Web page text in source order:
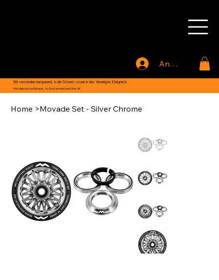
Anmelden
Wir versenden europaweit, in die Schweiz sowie in das Vereinigte Königreich.
We ship across Europe, to Switzerland and the UK.
Home >Movade Set - Silver Chrome